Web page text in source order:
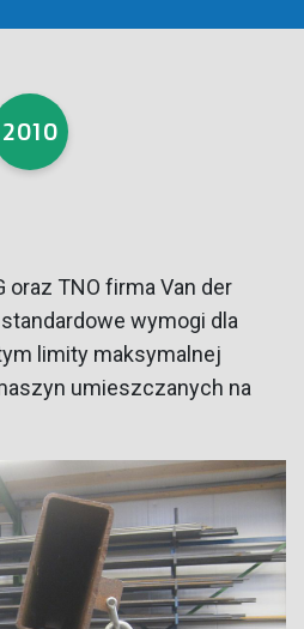
2010
oraz TNO firma Van der
wymogi dla
limity maksymalnej
umieszczanych na